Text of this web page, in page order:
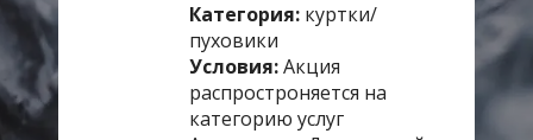
Категория: куртки/
пуховики
Условия:Акция
распростроняется на
категорию услуг